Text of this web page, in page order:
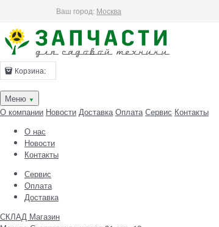
Ваш город: Москва
Корзина:
Меню ▼
О компании Новости Доставка Оплата Сервис Контакты
О нас
Новости
Контакты
Сервис
Оплата
Доставка
СКЛАД Магазин